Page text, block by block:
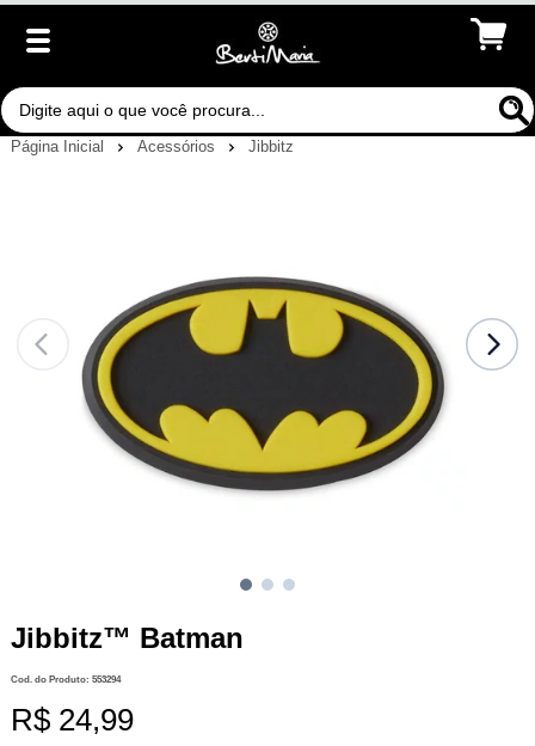
Página Inicial Acessórios Jibbitz
Jibbitz™ Batman
Cod. do Produto: 553294
R$ 24,99